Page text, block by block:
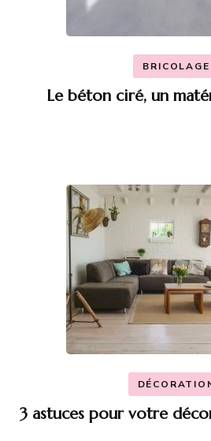
BRICOLAGE
Le béton ciré, un
3 astuces pour votre